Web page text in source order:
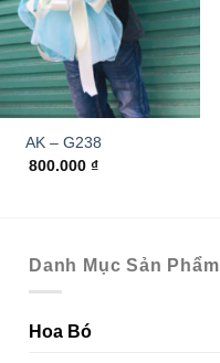
AK – G238
800.000₫
Danh Mục Sản Phẩm
Hoa Bó